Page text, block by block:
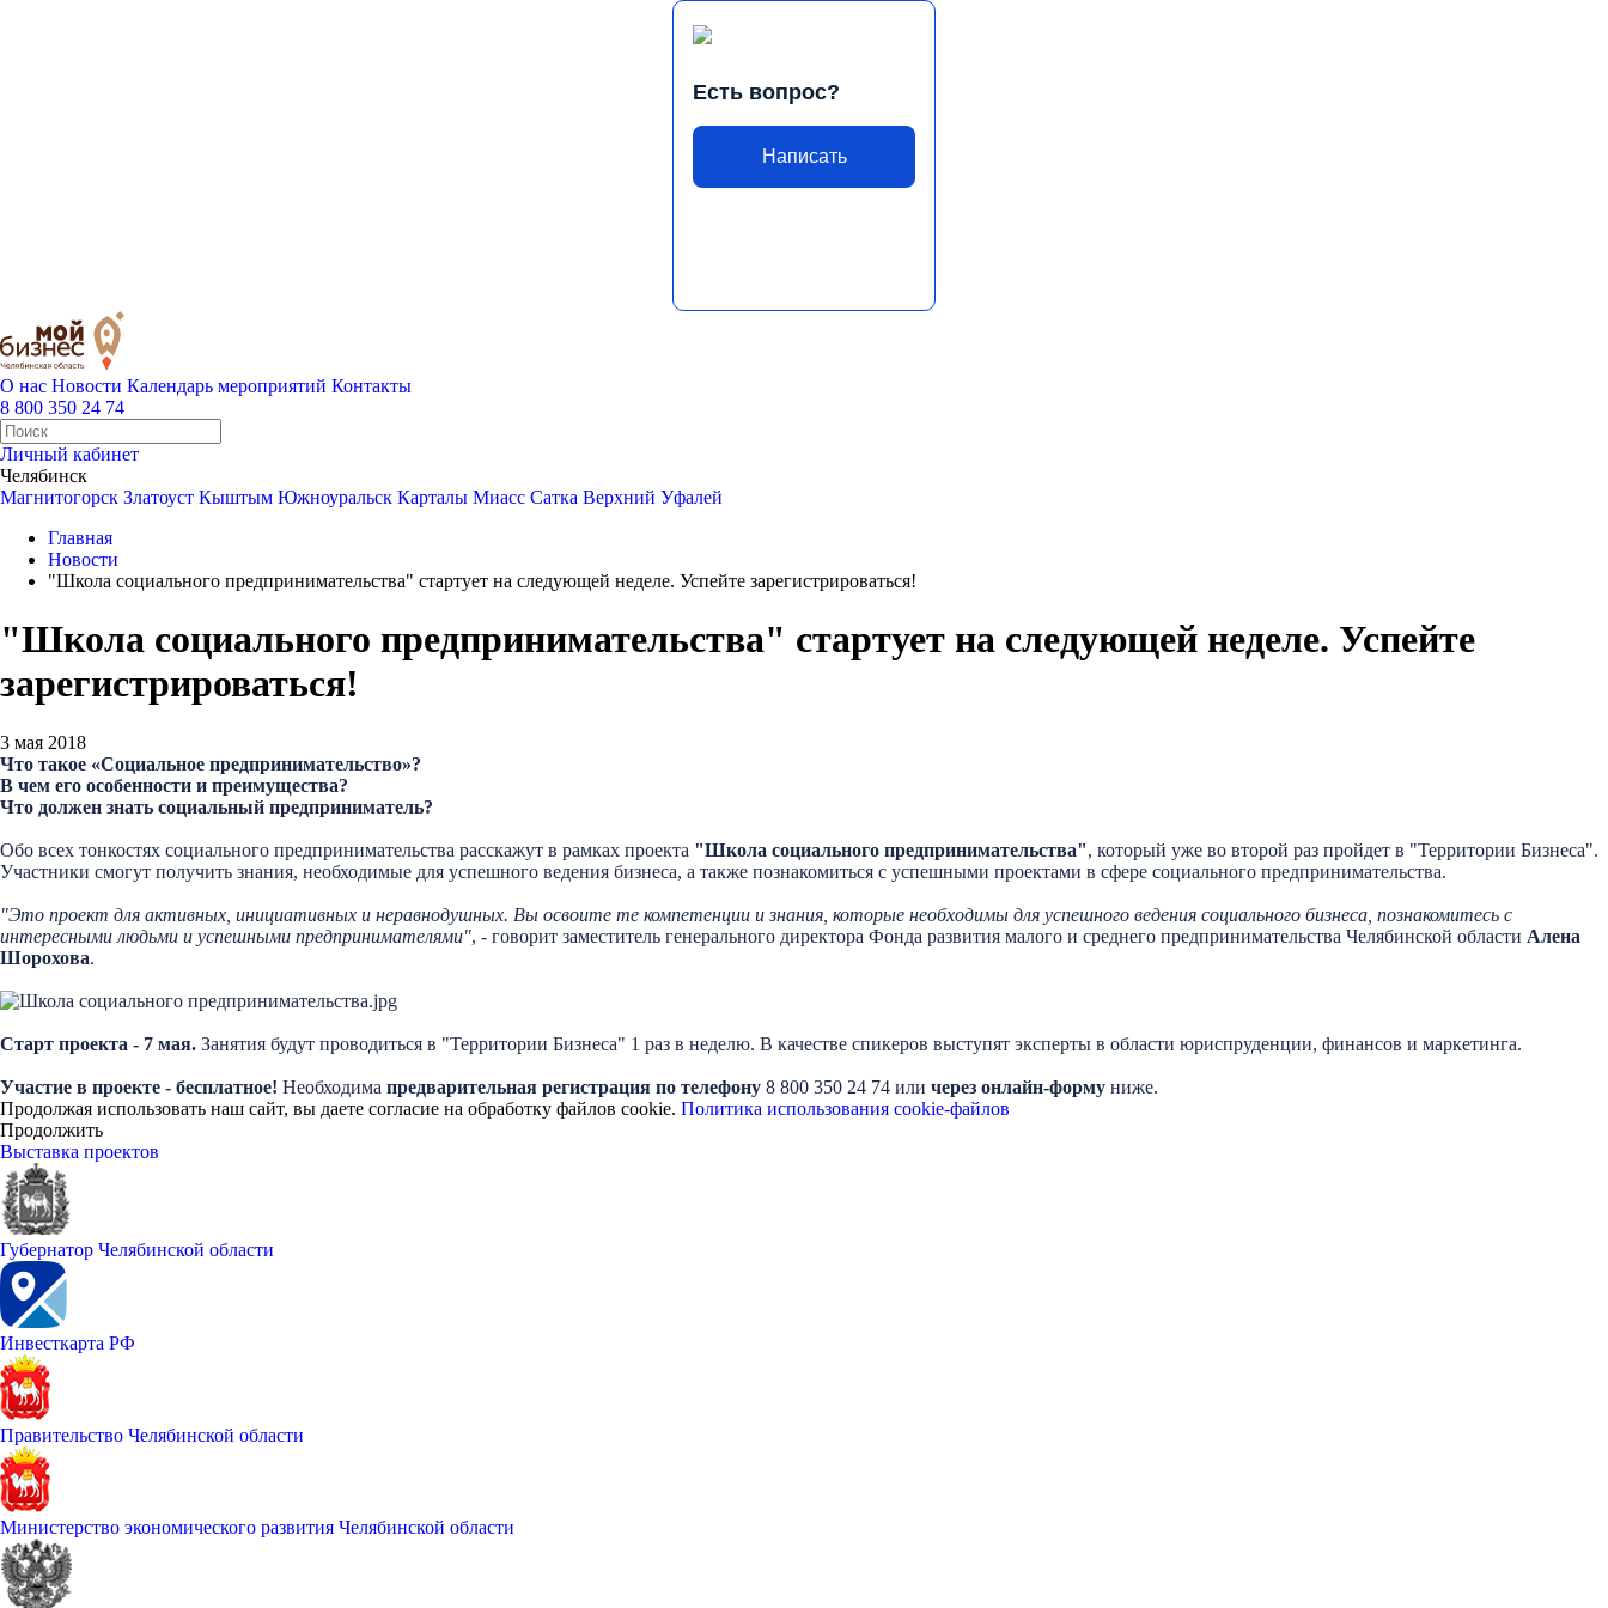
Есть вопрос?
Написать
О нас Новости Календарь мероприятий Контакты
8 800 350 24 74
Личный кабинет
Челябинск
Магнитогорск Златоуст Кыштым Южноуральск Карталы Миасс Сатка Верхний Уфалей
Главная
Новости
"Школа социального предпринимательства" стартует на следующей неделе. Успейте зарегистрироваться!
"Школа социального предпринимательства" стартует на следующей неделе. Успейте
зарегистрироваться!
3 мая 2018
Что такое «Социальное предпринимательство»?
В чем его особенности и преимущества?
Что должен знать социальный предприниматель?
Обо всех тонкостях социального предпринимательства расскажут в рамках проекта "Школа социального предпринимательства", который уже во второй раз пройдет в "Территории Бизнеса".
Участники смогут получить знания, необходимые для успешного ведения бизнеса, а также познакомиться с успешными проектами в сфере социального предпринимательства.
"Это проект для активных, инициативных и неравнодушных. Вы освоите те компетенции и знания, которые необходимы для успешного ведения социального бизнеса, познакомитесь с
интересными людьми и успешными предпринимателями", - говорит заместитель генерального директора Фонда развития малого и среднего предпринимательства Челябинской области Алена
Шорохова.
Старт проекта - 7 мая. Занятия будут проводиться в "Территории Бизнеса" 1 раз в неделю. В качестве спикеров выступят эксперты в области юриспруденции, финансов и маркетинга.
Участие в проекте - бесплатное! Необходима предварительная регистрация по телефону 8 800 350 24 74 или через онлайн-форму ниже.
Продолжая использовать наш сайт, вы даете согласие на обработку файлов cookie. Политика использования cookie-файлов
Продолжить
Выставка проектов
Губернатор Челябинской области
Инвесткарта РФ
Правительство Челябинской области
Министерство экономического развития Челябинской области